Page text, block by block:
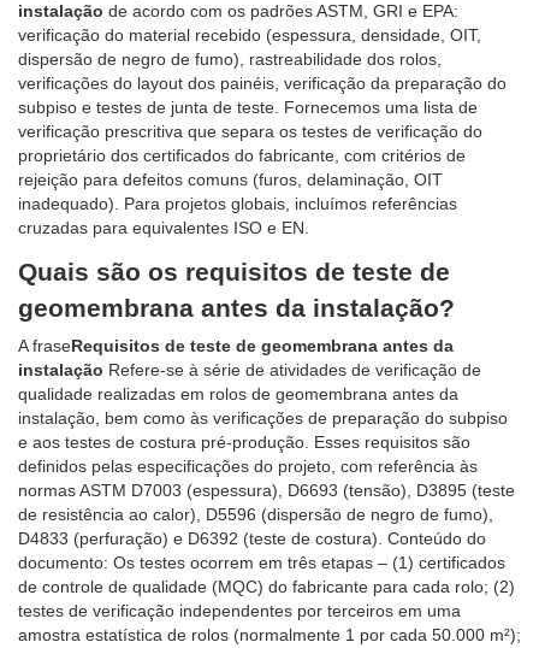
instalação de acordo com os padrões ASTM, GRI e EPA:
verificação do material recebido (espessura, densidade, OIT,
dispersão de negro de fumo), rastreabilidade dos rolos,
verificações do layout dos painéis, verificação da preparação do
subpiso e testes de junta de teste. Fornecemos uma lista de
verificação prescritiva que separa os testes de verificação do
proprietário dos certificados do fabricante, com critérios de
rejeição para defeitos comuns (furos, delaminação, OIT
inadequado). Para projetos globais, incluímos referências
cruzadas para equivalentes ISO e EN.
Quais são os requisitos de teste de
geomembrana antes da instalação?
A fraseRequisitos de teste de geomembrana antes da
instalação Refere-se à série de atividades de verificação de
qualidade realizadas em rolos de geomembrana antes da
instalação, bem como às verificações de preparação do subpiso
e aos testes de costura pré-produção. Esses requisitos são
definidos pelas especificações do projeto, com referência às
normas ASTM D7003 (espessura), D6693 (tensão), D3895 (teste
de resistência ao calor), D5596 (dispersão de negro de fumo),
D4833 (perfuração) e D6392 (teste de costura). Conteúdo do
documento: Os testes ocorrem em três etapas – (1) certificados
de controle de qualidade (MQC) do fabricante para cada rolo; (2)
testes de verificação independentes por terceiros em uma
amostra estatística de rolos (normalmente 1 por cada 50.000 m²);